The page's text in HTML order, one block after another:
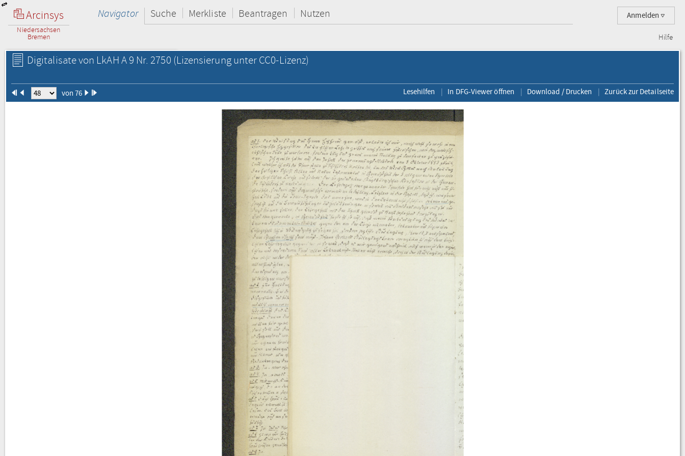
Arcinsys
Niedersachsen
Bremen
Anmelden
Navigator Suche Merkliste Beantragen Nutzen
Hilfe
Digitalisate von LkAH A 9 Nr. 2750 (Lizensierung unter CC0-Lizenz)
von 76 Lesehilfen In DFG-Viewer öffnen Download / Drucken Zurück zur Detailseite